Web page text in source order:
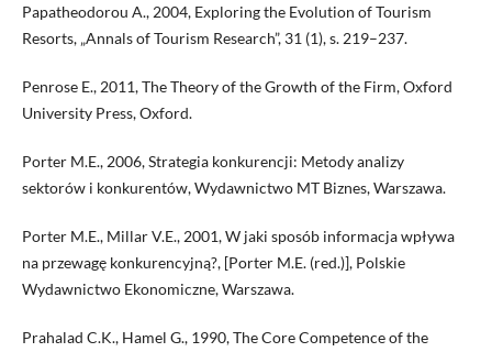
Papatheodorou A., 2004, Exploring the Evolution of Tourism
Resorts, „Annals of Tourism Research”, 31 (1), s. 219–237.
Penrose E., 2011, The Theory of the Growth of the Firm, Oxford
University Press, Oxford.
Porter M.E., 2006, Strategia konkurencji: Metody analizy
sektorów i konkurentów, Wydawnictwo MT Biznes, Warszawa.
Porter M.E., Millar V.E., 2001, W jaki sposób informacja wpływa
na przewagę konkurencyjną?, [Porter M.E. (red.)], Polskie
Wydawnictwo Ekonomiczne, Warszawa.
Prahalad C.K., Hamel G., 1990, The Core Competence of the